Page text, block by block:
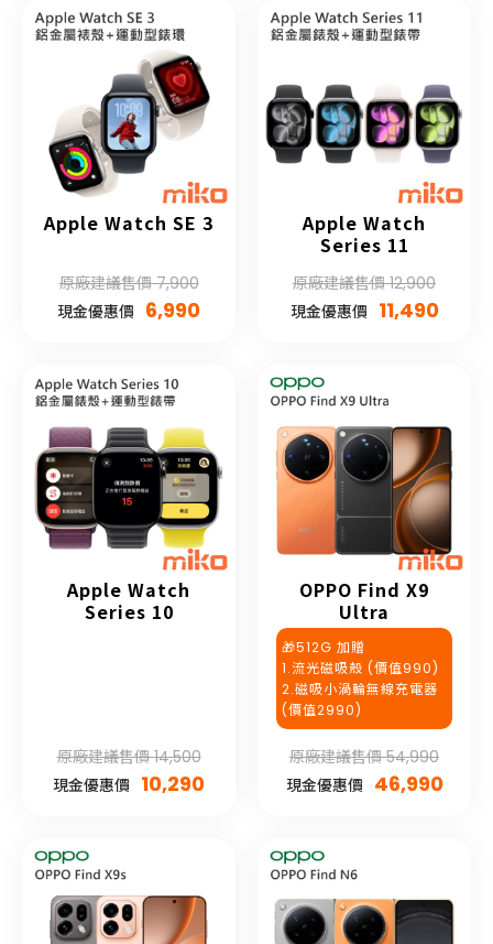
Apple Watch SE 3
原廠建議售價 7,900
現金優惠價 6,990
Apple Watch
Series 11
原廠建議售價 12,900
現金優惠價 11,490
Apple Watch
Series 10
原廠建議售價 14,500
現金優惠價 10,290
OPPO Find X9
Ultra
🎁512G 加贈
1.流光磁吸殼 (價值990)
2.磁吸小渦輪無線充電器
(價值2990)
原廠建議售價 54,990
現金優惠價 46,990